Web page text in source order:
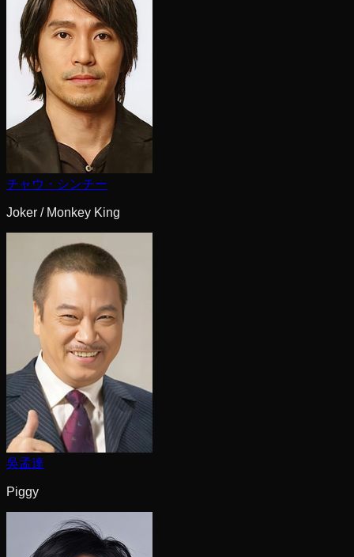
チャウ・シンチー
Joker / Monkey King
吳孟達
Piggy